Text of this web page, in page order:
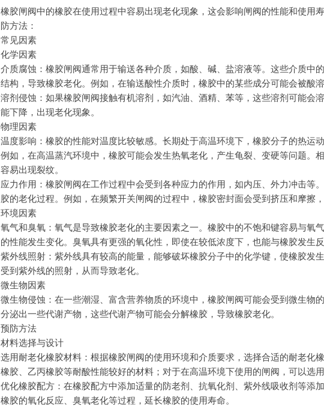
橡胶闸阀中的橡胶在使用过程中容易出现老化现象，这会影响闸阀的性能和使用
防方法：
常见因素
化学因素
介质腐蚀：橡胶闸阀通常用于输送各种介质，如酸、碱、盐溶液等。这些介质中
结构，导致橡胶老化。例如，在输送酸性介质时，橡胶中的某些成分可能会被酸
溶剂侵蚀：如果橡胶闸阀接触有机溶剂，如汽油、酒精、苯等，这些溶剂可能会
能下降，出现老化现象。
物理因素
温度影响：橡胶的性能对温度比较敏感。长期处于高温环境下，橡胶分子的热运
例如，在高温蒸汽环境中，橡胶可能会发生热氧老化，产生龟裂、变硬等问题。
容易出现裂纹。
应力作用：橡胶闸阀在工作过程中会受到各种应力的作用，如内压、外力冲击等
胶的老化过程。例如，在频繁开关闸阀的过程中，橡胶密封面会受到挤压和摩擦
环境因素
氧气和臭氧：氧气是导致橡胶老化的主要因素之一。橡胶中的不饱和键容易与氧
的性能发生变化。臭氧具有更强的氧化性，即使在较低浓度下，也能与橡胶发生
紫外线照射：紫外线具有较高的能量，能够破坏橡胶分子中的化学键，使橡胶发
受到紫外线的照射，从而导致老化。
微生物因素
微生物侵蚀：在一些潮湿、富含营养物质的环境中，橡胶闸阀可能会受到微生物
分泌出一些代谢产物，这些代谢产物可能会分解橡胶，导致橡胶老化。
预防方法
材料选择与设计
选用耐老化橡胶材料：根据橡胶闸阀的使用环境和介质要求，选择合适的耐老化
橡胶、乙丙橡胶等耐酸性能较好的材料；对于在高温环境下使用的闸阀，可以选
优化橡胶配方：在橡胶配方中添加适量的防老剂、抗氧化剂、紫外线吸收剂等添
橡胶的氧化反应、臭氧老化等过程，延长橡胶的使用寿命。